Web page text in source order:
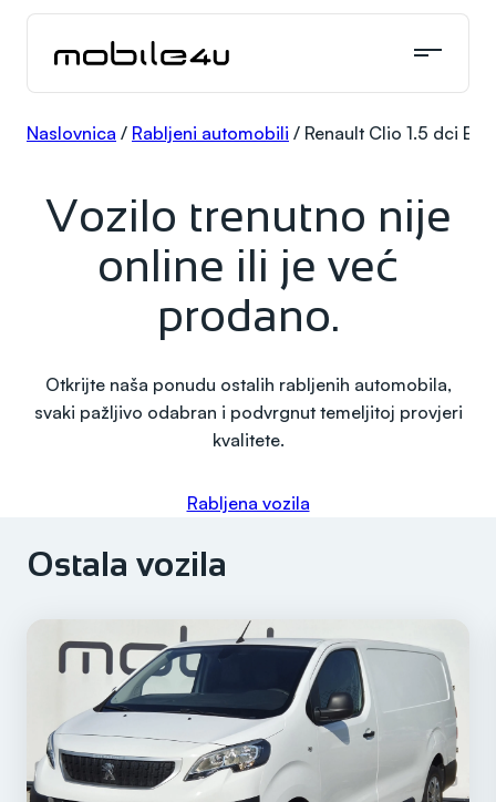
Skoči
sadržaja
Naslovnica / Rabljeni automobili / Renault Clio 1.5 dci
Vozilo trenutno nije
online ili je već
prodano.
Otkrijte naša ponudu ostalih rabljenih automobila,
svaki pažljivo odabran i podvrgnut temeljitoj provjeri
kvalitete.
Rabljena vozila
Ostala vozila